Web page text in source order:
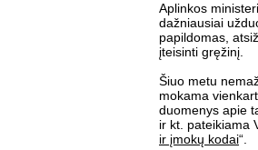
Aplinkos
dažniausiai
papildomas,
įteisinti gręžinį.
Šiuo metu
mokama
duomenys apie
ir kt. pateikiama
ir įmokų kodai“.